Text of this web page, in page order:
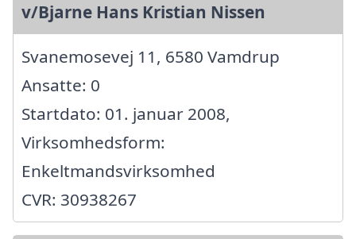
v/Bjarne Hans Kristian Nissen
Svanemosevej 11, 6580 Vamdrup
Ansatte: 0
Startdato: 01. januar 2008,
Virksomhedsform:
Enkeltmandsvirksomhed
CVR: 30938267